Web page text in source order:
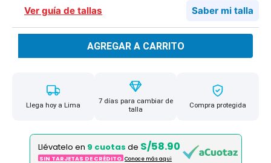
Ver guía de tallas Saber mi talla
AGREGAR A CARRITO
Llega hoy a Lima
7 días para cambiar de
talla
Compra protegida
Llévatelo en 9 cuotas de S/58.90
SIN TARJETAS DE CRÉDITO Conoce más aqui